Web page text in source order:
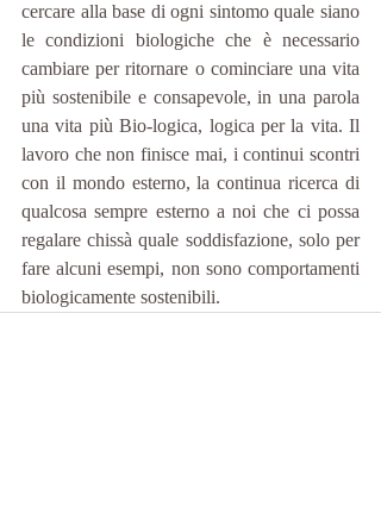
cercare alla base di ogni sintomo quale siano
le condizioni biologiche che è necessario
cambiare per ritornare o cominciare una vita
più sostenibile e consapevole, in una parola
una vita più Bio-logica, logica per la vita. Il
lavoro che non finisce mai, i continui scontri
con il mondo esterno, la continua ricerca di
qualcosa sempre esterno a noi che ci possa
regalare chissà quale soddisfazione, solo per
fare alcuni esempi, non sono comportamenti
biologicamente sostenibili.